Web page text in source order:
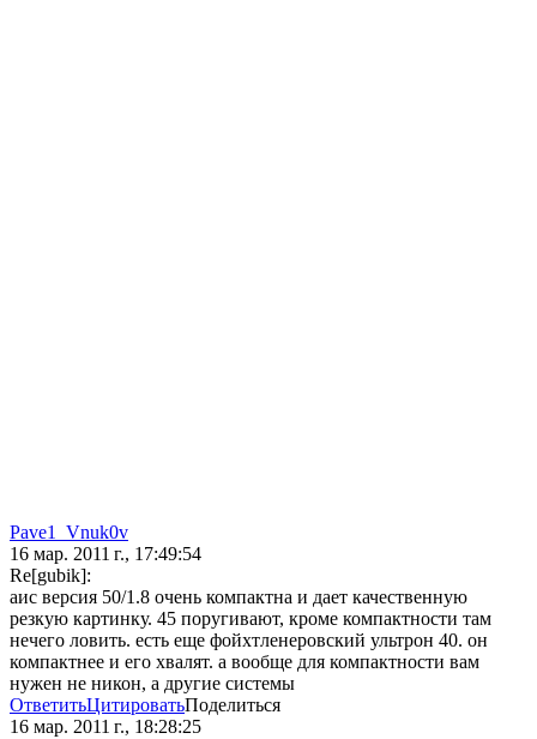
Pave1_Vnuk0v
16 мар. 2011 г., 17:49:54
Re[gubik]:
аис версия 50/1.8 очень компактна и дает качественную
резкую картинку. 45 поругивают, кроме компактности там
нечего ловить. есть еще фойхтленеровский ультрон 40. он
компактнее и его хвалят. а вообще для компактности вам
нужен не никон, а другие системы
ОтветитьЦитироватьПоделиться
16 мар. 2011 г., 18:28:25